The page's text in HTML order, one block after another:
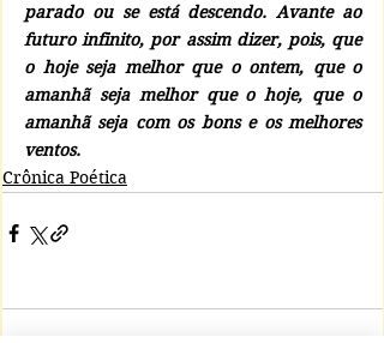
parado ou se está descendo. Avante ao
futuro infinito, por assim dizer, pois, que
o hoje seja melhor que o ontem, que o
amanhã seja melhor que o hoje, que o
amanhã seja com os bons e os melhores
ventos.
Crônica Poética